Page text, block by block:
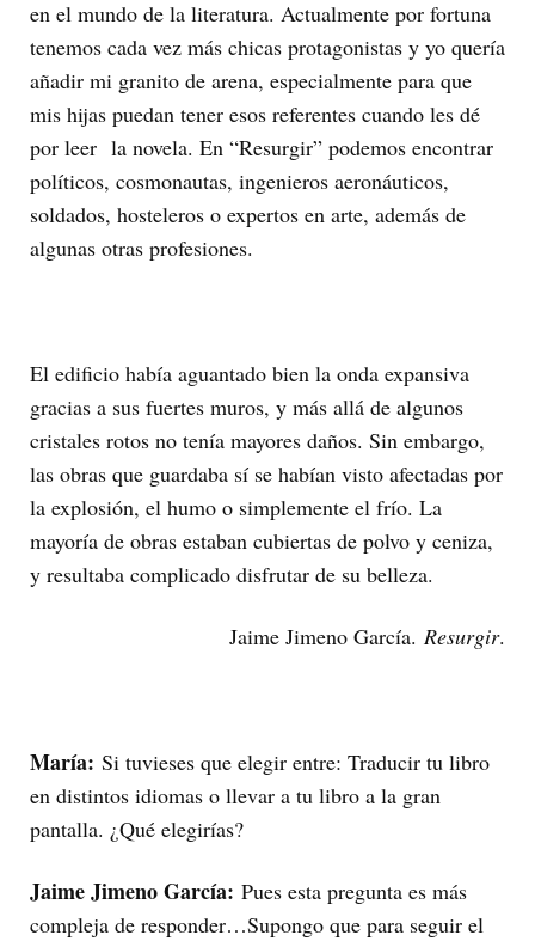
en el mundo de la literatura. Actualmente por fortuna
tenemos cada vez más chicas protagonistas y yo quería
añadir mi granito de arena, especialmente para que
mis hijas puedan tener esos referentes cuando les dé
por leer la novela. En “Resurgir” podemos encontrar
políticos, cosmonautas, ingenieros aeronáuticos,
soldados, hosteleros o expertos en arte, además de
algunas otras profesiones.
El edificio había aguantado bien la onda expansiva
gracias a sus fuertes muros, y más allá de algunos
cristales rotos no tenía mayores daños. Sin embargo,
las obras que guardaba sí se habían visto afectadas por
la explosión, el humo o simplemente el frío. La
mayoría de obras estaban cubiertas de polvo y ceniza,
y resultaba complicado disfrutar de su belleza.
Jaime Jimeno García. Resurgir.
María: Si tuvieses que elegir entre: Traducir tu libro
en distintos idiomas o llevar a tu libro a la gran
pantalla. ¿Qué elegirías?
Jaime Jimeno García: Pues esta pregunta es más
compleja de responder…Supongo que para seguir el